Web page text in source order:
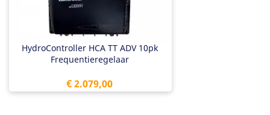
HydroController HCA TT ADV 10pk
Frequentieregelaar
Prijs
€ 2.079,00